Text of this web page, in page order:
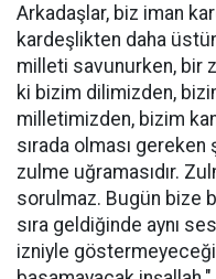
Arkadaşlar, biz iman
kardeşlikten daha
milleti savunurken, bir
ki bizim dilimizden,
milletimizden, bizim
sırada olması
zulme uğramasıdır.
sorulmaz. Bugün bize
sıra geldiğinde aynı
izniyle